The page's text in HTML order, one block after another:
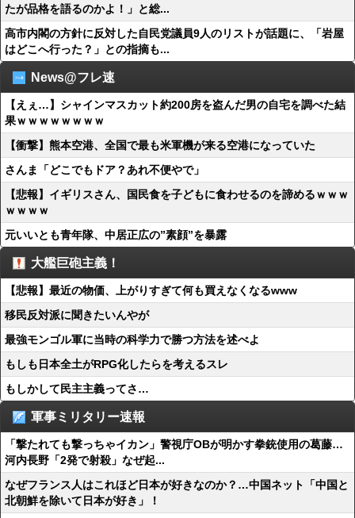
たが品格を語るのかよ！」と総...
高市内閣の方針に反対した自民党議員9人のリストが話題に、「岩屋
はどこへ行った？」との指摘も...
News@フレ速
【えぇ…】シャインマスカット約200房を盗んだ男の自宅を調べた結
果ｗｗｗｗｗｗｗｗ
【衝撃】熊本空港、全国で最も米軍機が来る空港になっていた
さんま「どこでもドア？あれ不便やで」
【悲報】イギリスさん、国民食を子どもに食わせるのを諦めるｗｗｗ
ｗｗｗｗ
元いいとも青年隊、中居正広の”素顔”を暴露
大艦巨砲主義！
【悲報】最近の物価、上がりすぎて何も買えなくなるwww
移民反対派に聞きたいんやが
最強モンゴル軍に当時の科学力で勝つ方法を述べよ
もしも日本全土がRPG化したらを考えるスレ
もしかして民主主義ってさ…
軍事ミリタリー速報
「撃たれても撃っちゃイカン」警視庁OBが明かす拳銃使用の葛藤…
河内長野「2発で射殺」なぜ起...
なぜフランス人はこれほど日本が好きなのか？…中国ネット「中国と
北朝鮮を除いて日本が好き」！